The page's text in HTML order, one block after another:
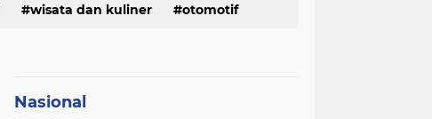
wisata dan kuliner otomotif
Nasional